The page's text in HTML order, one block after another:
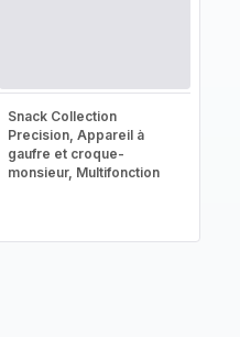
Snack Collection
Precision, Appareil à
gaufre et croque-
monsieur, Multifonction